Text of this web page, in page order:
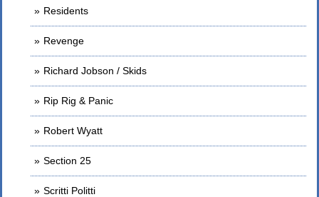
Residents
Revenge
Richard Jobson / Skids
Rip Rig & Panic
Robert Wyatt
Section 25
Scritti Politti